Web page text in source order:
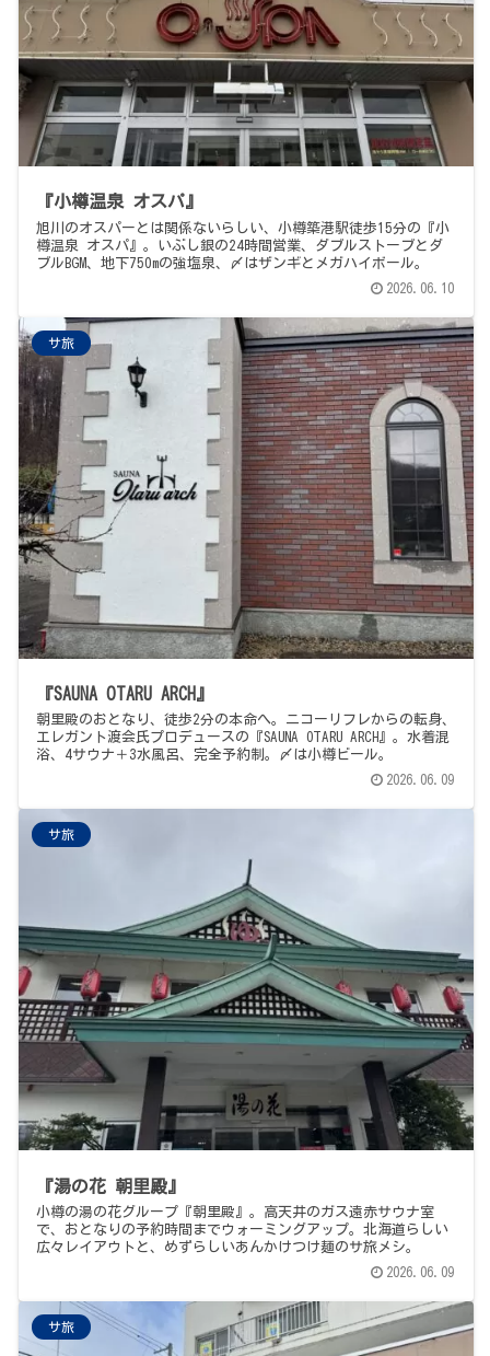
『小樽温泉 オスパ』
旭川のオスパーとは関係ないらしい、小樽築港駅徒歩15分の『小
樽温泉 オスパ』。いぶし銀の24時間営業、ダブルストーブとダ
ブルBGM、地下750mの強塩泉、〆はザンギとメガハイボール。
2026.06.10
サ旅
『SAUNA OTARU ARCH』
朝里殿のおとなり、徒歩2分の本命へ。ニコーリフレからの転身、
エレガント渡会氏プロデュースの『SAUNA OTARU ARCH』。水着混
浴、4サウナ＋3水風呂、完全予約制。〆は小樽ビール。
2026.06.09
サ旅
『湯の花 朝里殿』
小樽の湯の花グループ『朝里殿』。高天井のガス遠赤サウナ室
で、おとなりの予約時間までウォーミングアップ。北海道らしい
広々レイアウトと、めずらしいあんかけつけ麺のサ旅メシ。
2026.06.09
サ旅